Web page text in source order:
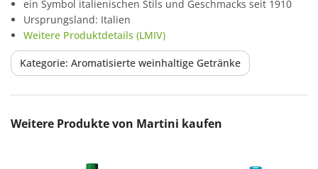
ein Symbol italienischen Stils und Geschmacks seit 1910
Ursprungsland: Italien
Weitere Produktdetails (LMIV)
Kategorie: Aromatisierte weinhaltige Getränke
Produktgalerie überspringen
Weitere Produkte von Martini kaufen